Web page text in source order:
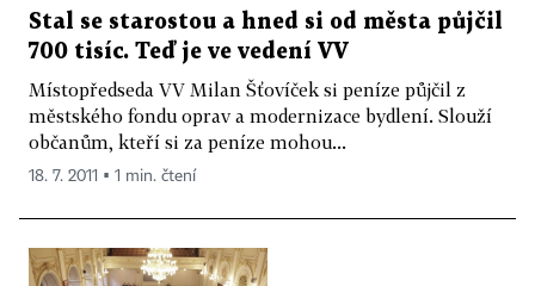
Stal se starostou a hned si od města půjčil
700 tisíc. Teď je ve vedení VV
Místopředseda VV Milan Šťovíček si peníze půjčil z
městského fondu oprav a modernizace bydlení. Slouží
občanům, kteří si za peníze mohou...
18. 7. 2011 ▪ 1 min. čtení